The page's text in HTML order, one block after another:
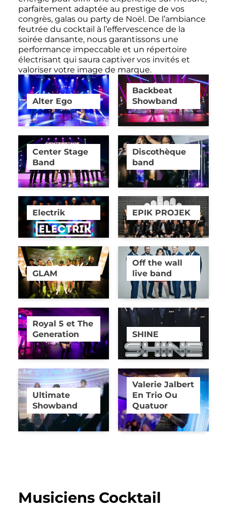
parfaitement adaptée au prestige de vos
congrès, galas ou party de Noël. De l’ambiance
feutrée du cocktail à l’effervescence de la
soirée dansante, nous garantissons une
performance impeccable et un répertoire
électrisant qui saura captiver vos invités et
valoriser votre image de marque.
Alter Ego
Backbeat
Showband
Center Stage
Band
Discothèque
band
Electrik EPIK PROJEK
GLAM
Off the wall
live band
Royal 5 et The
Generation
SHINE
Ultimate
Showband
Valerie Jalbert
En Trio Ou
Quatuor
Musiciens Cocktail